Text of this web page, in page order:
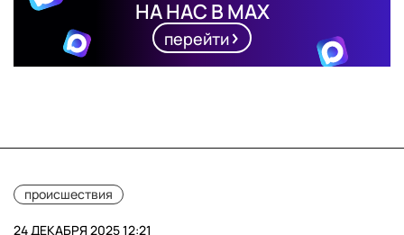
НА НАС В MAX
перейти
происшествия
24 ДЕКАБРЯ 2025 12:21